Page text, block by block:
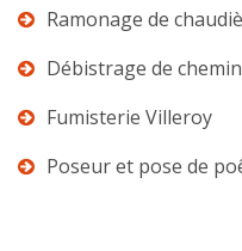
Ramonage de
Débistrage de
Fumisterie Villeroy
Poseur et pose de